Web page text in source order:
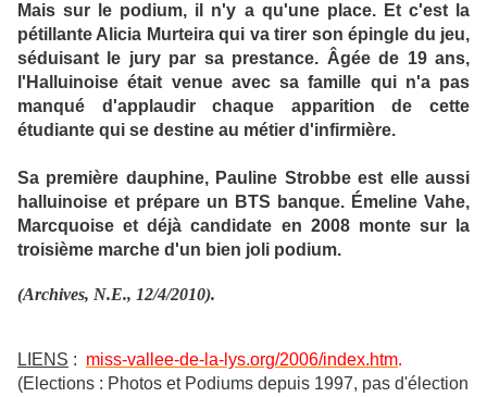
Mais sur le podium, il n'y a qu'une place. Et c'est la
pétillante Alicia Murteira qui va tirer son épingle du jeu,
séduisant le jury par sa prestance. Âgée de 19 ans,
l'Halluinoise était venue avec sa famille qui n'a pas
manqué d'applaudir chaque apparition de cette
étudiante qui se destine au métier d'infirmière.
Sa première dauphine, Pauline Strobbe est elle aussi
halluinoise et prépare un BTS banque. Émeline Vahe,
Marcquoise et déjà candidate en 2008 monte sur la
troisième marche d'un bien joli podium.
(Archives, N.E., 12/4/2010).
LIENS : miss-vallee-de-la-lys.org/2006/index.htm.
(Elections : Photos et Podiums depuis 1997, pas d'élection